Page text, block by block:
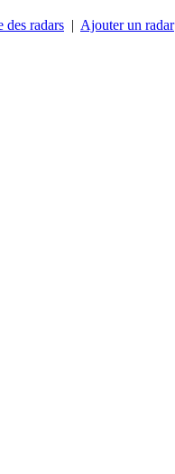
des radars | Ajouter un radar